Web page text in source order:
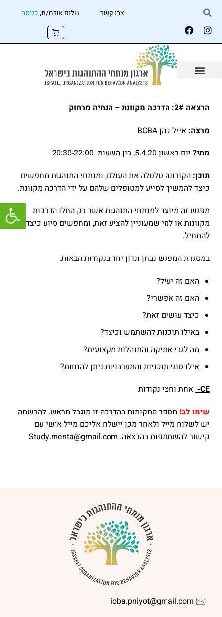
צרו קשר שלום אורח/ת,כניסה
הרצאה 2#: הדרכה מקוונת – הנחיה מרחוק
מרצה: אייל כהן BCBA
מתי? יום ראשון 5.4.20, בין השעות 20:30-22:00
תוכן:הקורונה טלטלה את העולם, ומנתחי התנהגות מחפשים
כיצד להמשיך לסייע למטופלים שלהם על ידי הדרכה מקוונת.
מפגש זה מיועד למנתחי התנהגות אשר רק החלו הדרכות
מקוונות או למי שמעוניין להציע זאת, ומחפשים סיוע כיצד
להתחיל.
במסגרת המפגש נבחן ונדון יחד בנקודות הבאות:
האם זה יעיל?
האם זה אפשרי?
כיצד עושים זאת?
באילו תוכנות להשתמש וכיצד?
מה לגבי אתיקה והתנהלות מקצועית?
אילו סוגי תוכניות והתערבויות ניתן להנחות?
CE- אחת וחצי נקודות
שימו לב! מספר המקומות בהדרכה זו מוגבל מראש. להרשמה
יש לשלוח מייל ולאחר מכן יישלח אליכם מייל אישי עם
קישור להשתתפות בהרצאה. Study.menta@gmail.com
ioba.pniyot@gmail.com